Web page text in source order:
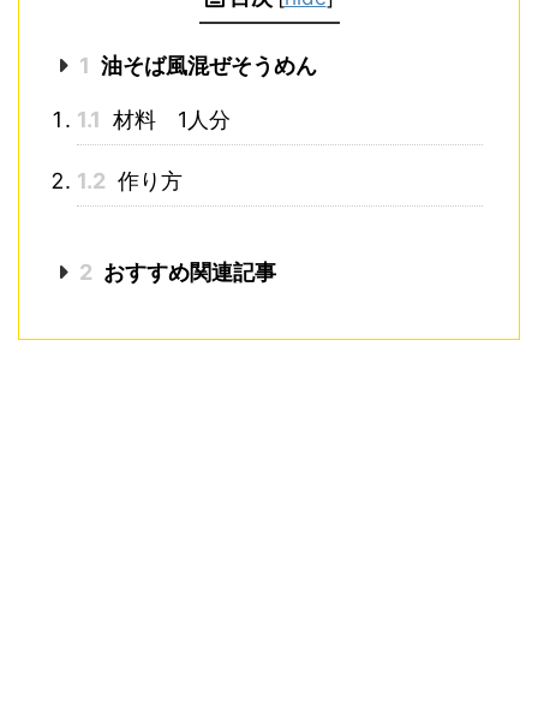
1 油そば風混ぜそうめん
1.1 材料 1人分
1.2 作り方
2 おすすめ関連記事